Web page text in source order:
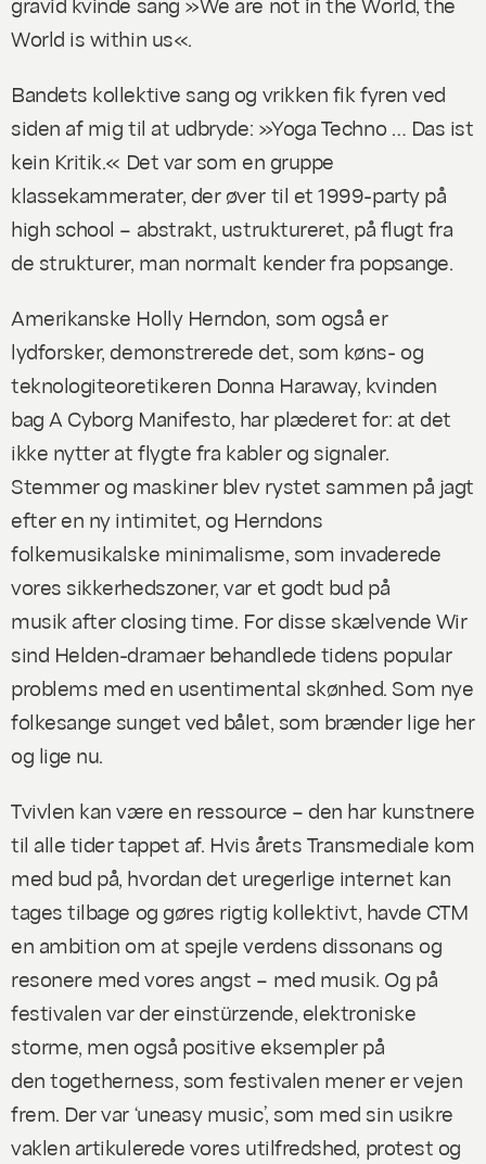
World is within us«.
Bandets kollektive sang og vrikken fik fyren ved
siden af mig til at udbryde: »Yoga Techno … Das ist
kein Kritik.« Det var som en gruppe
klassekammerater, der øver til et 1999-party på
high school – abstrakt, ustruktureret, på flugt fra
de strukturer, man normalt kender fra popsange.
Amerikanske Holly Herndon, som også er
lydforsker, demonstrerede det, som køns- og
teknologiteoretikeren Donna Haraway, kvinden
bag A Cyborg Manifesto, har plæderet for: at det
ikke nytter at flygte fra kabler og signaler.
Stemmer og maskiner blev rystet sammen på jagt
efter en ny intimitet, og Herndons
folkemusikalske minimalisme, som invaderede
vores sikkerhedszoner, var et godt bud på
musik after closing time. For disse skælvendeWir
sind Helden-dramaer behandlede tidens popular
problems med en usentimental skønhed. Som nye
folkesange sunget ved bålet, som brænder lige her
og lige nu.
Tvivlen kan være en ressource – den har kunstnere
til alle tider tappet af. Hvis årets Transmediale kom
med bud på, hvordan det uregerlige internet kan
tages tilbage og gøres rigtig kollektivt, havde CTM
en ambition om at spejle verdens dissonans og
resonere med vores angst – med musik. Og på
festivalen var der einstürzende, elektroniske
storme, men også positive eksempler på
dentogetherness, som festivalen mener er vejen
frem. Der var ‘uneasy music’, som med sin usikre
vaklen artikulerede vores utilfredshed, protest og